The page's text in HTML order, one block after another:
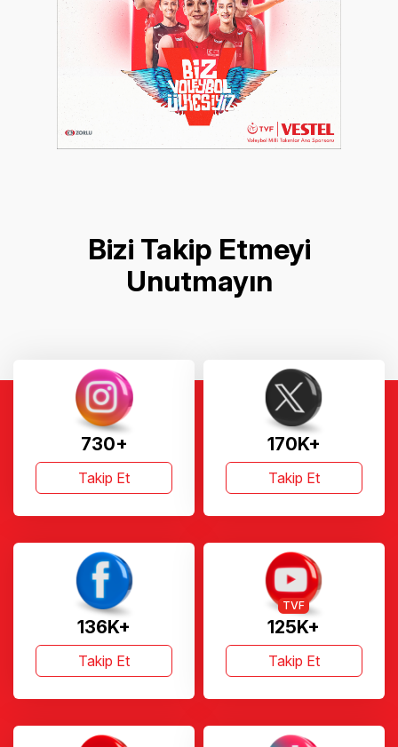
Bizi Takip Etmeyi
Unutmayın
730+
Takip Et
170K+
Takip Et
136K+
Takip Et
125K+
TVF
Takip Et